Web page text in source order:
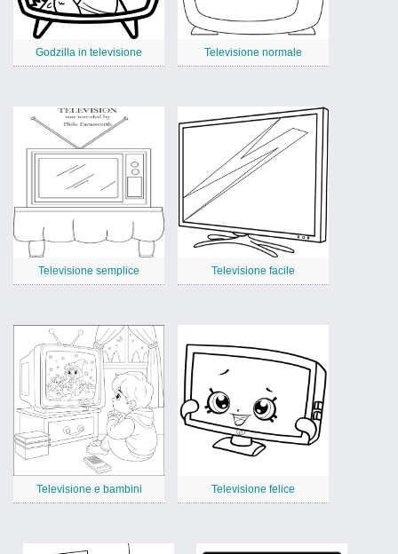
Godzilla in televisione Televisione normale
Televisione semplice Televisione facile
Televisione e bambini Televisione felice